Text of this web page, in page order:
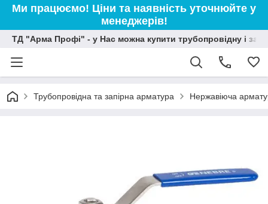
Ми працюємо! Ціни та наявність уточнюйте у
менеджерів!
ТД "Арма Профі" - у Нас можна купити трубопровідну і
Трубопровідна та запірна арматура Нержавіюча